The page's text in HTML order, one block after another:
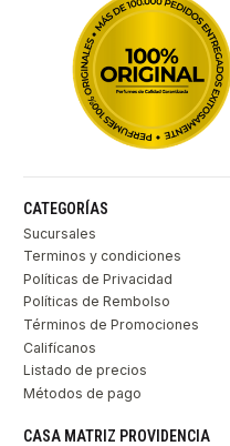
CATEGORÍAS
Sucursales
Terminos y condiciones
Políticas de Privacidad
Políticas de Rembolso
Términos de Promociones
Califícanos
Listado de precios
Métodos de pago
CASA MATRIZ PROVIDENCIA